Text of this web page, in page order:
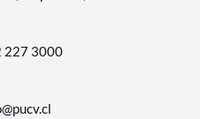
227 3000